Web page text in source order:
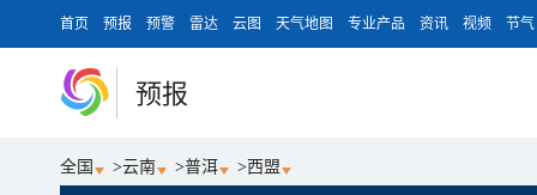
首页 预报 预警 雷达 云图 天气地图 专业产品 资讯 视频 节气
预报
全国 >云南 >普洱 >西盟